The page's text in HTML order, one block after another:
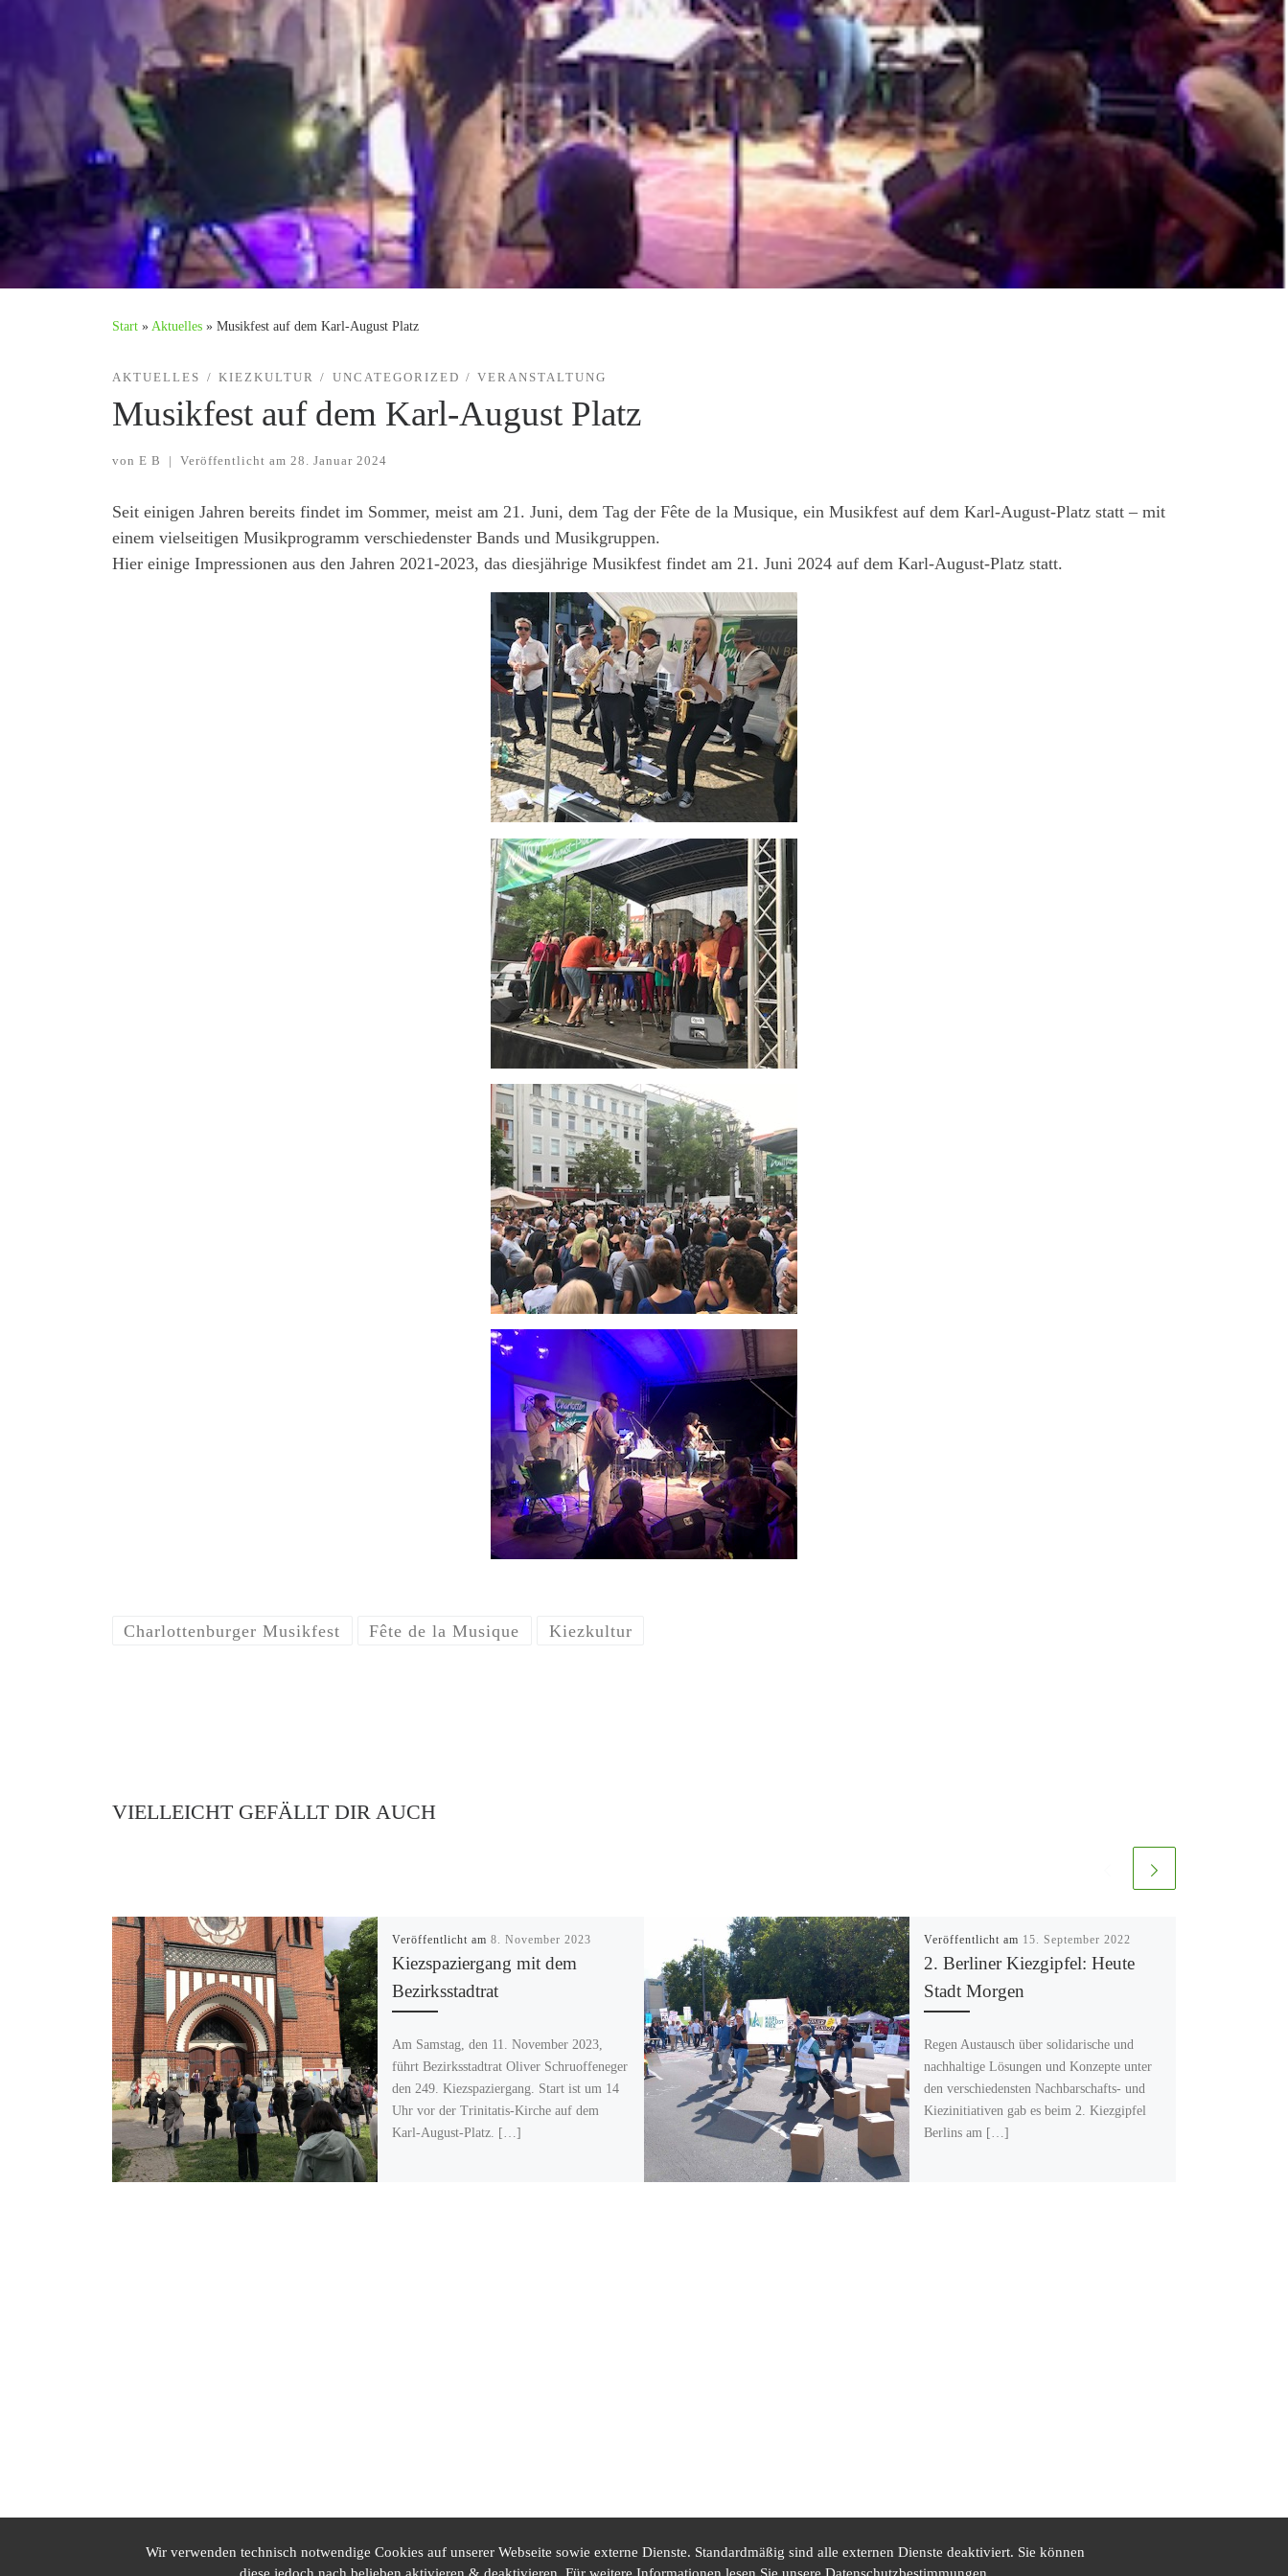
Start »Aktuelles » Musikfest auf dem Karl-August Platz
AKTUELLES KIEZKULTUR UNCATEGORIZED VERANSTALTUNG
Musikfest auf dem Karl-August Platz
von E B Veröffentlicht am 28. Januar 2024
Seit einigen Jahren bereits findet im Sommer, meist am 21. Juni, dem Tag der Fête de la Musique, ein Musikfest auf dem Karl-August-Platz statt – mit
einem vielseitigen Musikprogramm verschiedenster Bands und Musikgruppen.
Hier einige Impressionen aus den Jahren 2021-2023, das diesjährige Musikfest findet am 21. Juni 2024 auf dem Karl-August-Platz statt.
Charlottenburger Musikfest Fête de la Musique Kiezkultur
VIELLEICHT GEFÄLLT DIR AUCH
Veröffentlicht am 8. November 2023
Kiezspaziergang mit dem
Bezirksstadtrat
Am Samstag, den 11. November 2023,
führt Bezirksstadtrat Oliver Schruoffeneger
den 249. Kiezspaziergang. Start ist um 14
Uhr vor der Trinitatis-Kirche auf dem
Karl-August-Platz. […]
Veröffentlicht am 15. September 2022
2. Berliner Kiezgipfel: Heute
Stadt Morgen
Regen Austausch über solidarische und
nachhaltige Lösungen und Konzepte unter
den verschiedensten Nachbarschafts- und
Kiezinitiativen gab es beim 2. Kiezgipfel
Berlins am […]
Wir verwenden technisch notwendige Cookies auf unserer Webseite sowie externe Dienste. Standardmäßig sind alle externen Dienste deaktiviert. Sie können